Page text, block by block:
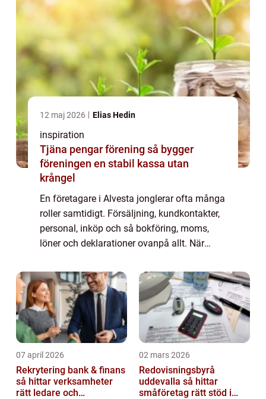
12 maj 2026 Elias Hedin
inspiration
Tjäna pengar förening så bygger
föreningen en stabil kassa utan
krångel
En företagare i Alvesta jonglerar ofta många
roller samtidigt. Försäljning, kundkontakter,
personal, inköp och så bokföring, moms,
löner och deklarationer ovanpå allt. När
marginalerna är små blir valet av redovisn...
07 april 2026
Rekrytering bank & finans
så hittar verksamheter
rätt ledare och
02 mars 2026
Redovisningsbyrå
uddevalla så hittar
småföretag rätt stöd i